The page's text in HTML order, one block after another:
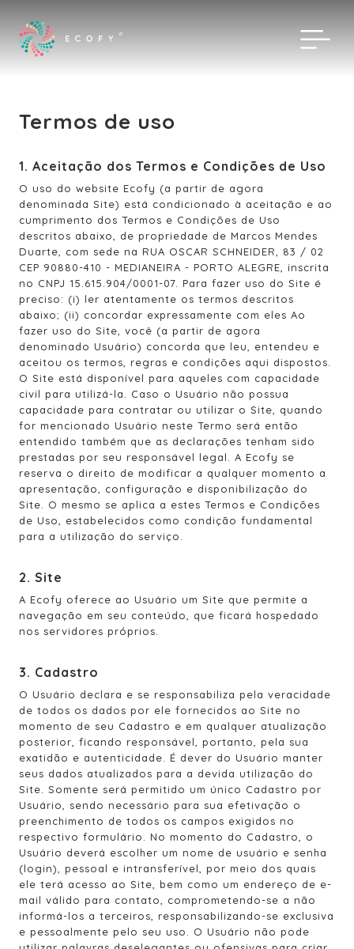
Termos de uso
1. Aceitação dos Termos e Condições de Uso
O uso do website Ecofy (a partir de agora
denominada Site) está condicionado à aceitação e ao
cumprimento dos Termos e Condições de Uso
descritos abaixo, de propriedade de Marcos Mendes
Duarte, com sede na RUA OSCAR SCHNEIDER, 83 / 02
CEP 90880-410 - MEDIANEIRA - PORTO ALEGRE, inscrita
no CNPJ 15.615.904/0001-07. Para fazer uso do Site é
preciso: (i) ler atentamente os termos descritos
abaixo; (ii) concordar expressamente com eles Ao
fazer uso do Site, você (a partir de agora
denominado Usuário) concorda que leu, entendeu e
aceitou os termos, regras e condições aqui dispostos.
O Site está disponível para aqueles com capacidade
civil para utilizá-la. Caso o Usuário não possua
capacidade para contratar ou utilizar o Site, quando
for mencionado Usuário neste Termo será então
entendido também que as declarações tenham sido
prestadas por seu responsável legal. A Ecofy se
reserva o direito de modificar a qualquer momento a
apresentação, configuração e disponibilização do
Site. O mesmo se aplica a estes Termos e Condições
de Uso, estabelecidos como condição fundamental
para a utilização do serviço.
2. Site
A Ecofy oferece ao Usuário um Site que permite a
navegação em seu conteúdo, que ficará hospedado
nos servidores próprios.
3. Cadastro
O Usuário declara e se responsabiliza pela veracidade
de todos os dados por ele fornecidos ao Site no
momento de seu Cadastro e em qualquer atualização
posterior, ficando responsável, portanto, pela sua
exatidão e autenticidade. É dever do Usuário manter
seus dados atualizados para a devida utilização do
Site. Somente será permitido um único Cadastro por
Usuário, sendo necessário para sua efetivação o
preenchimento de todos os campos exigidos no
respectivo formulário. No momento do Cadastro, o
Usuário deverá escolher um nome de usuário e senha
(login), pessoal e intransferível, por meio dos quais
ele terá acesso ao Site, bem como um endereço de e-
mail válido para contato, comprometendo-se a não
informá-los a terceiros, responsabilizando-se exclusiva
e pessoalmente pelo seu uso. O Usuário não pode